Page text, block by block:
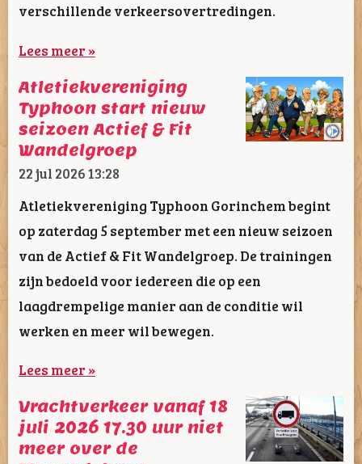
verschillende verkeersovertredingen.
Lees meer »
Atletiekvereniging
Typhoon start nieuw
seizoen Actief & Fit
Wandelgroep
22 jul 202613:28
Atletiekvereniging Typhoon Gorinchem begint
op zaterdag 5 september met een nieuw seizoen
van de Actief & Fit Wandelgroep. De trainingen
zijn bedoeld voor iedereen die op een
laagdrempelige manier aan de conditie wil
werken en meer wil bewegen.
Lees meer »
Vrachtverkeer vanaf 18
juli 2026 17.30 uur niet
meer over de